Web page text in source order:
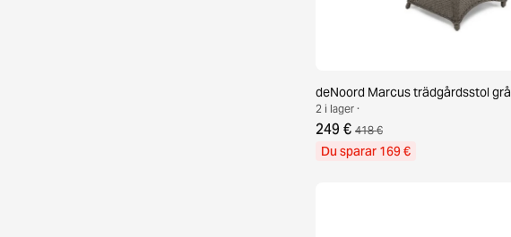
deNoord Marcus trädgårdsstol grå
2 i lager ·
249 € 418 €
Du sparar 169 €